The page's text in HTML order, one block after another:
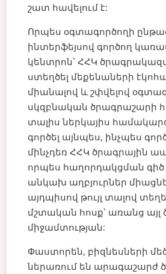
շատ հավելում է:
Որպես օգտագործողի
ինտերֆեյսով գործող
կենտրոն՝ ՀՀԿ
ստեղծել մեքենաների
միանալով և շփվելով
սկզբնական ծրագրաշարի
տալիս ներկայիս
գործել այնպես, ինչպես
մինչդեռ ՀՀԿ ծրագրային
որպես հաղորդակցման գիծ
անկախ աղբյուրներ
այդպիսով թույլ տալով
մշտական հոսք՝ առանց այլ
միջամտության:
Փաստորեն, բիզնեսների
ներառում են արագաշարժ